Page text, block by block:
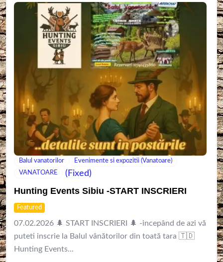
Balul vanatorilor
Evenimente si expozitii (Vanatoare)
VANATOARE
(Fixed)
Hunting Events Sibiu -START INSCRIERI
Featured
07.02.2026 🌲 START INSCRIERI 🌲 -incepând de azi vă
puteti inscrie la Balul vânătorilor din toată tara 🇹🇩
Hunting Events...